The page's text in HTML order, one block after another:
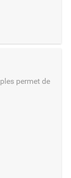
permet de